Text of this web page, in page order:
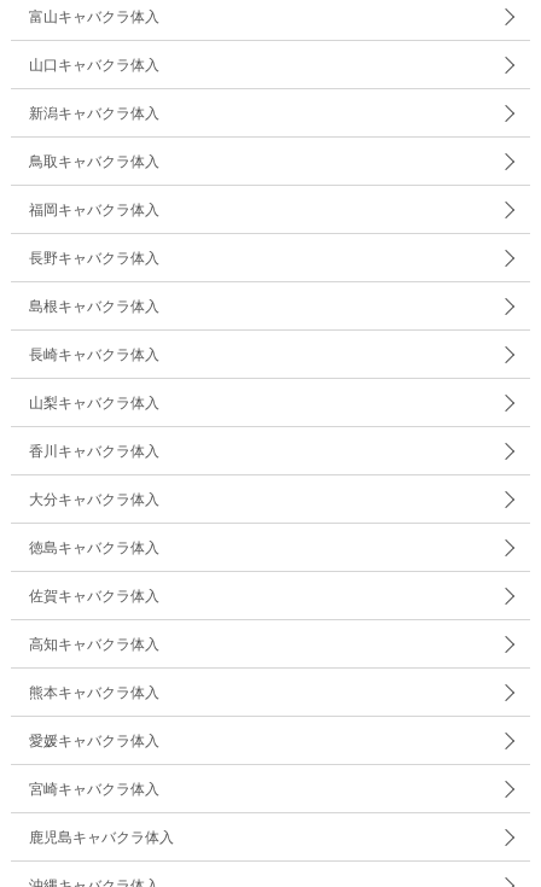
富山キャバクラ体入
山口キャバクラ体入
新潟キャバクラ体入
鳥取キャバクラ体入
福岡キャバクラ体入
長野キャバクラ体入
島根キャバクラ体入
長崎キャバクラ体入
山梨キャバクラ体入
香川キャバクラ体入
大分キャバクラ体入
徳島キャバクラ体入
佐賀キャバクラ体入
高知キャバクラ体入
熊本キャバクラ体入
愛媛キャバクラ体入
宮崎キャバクラ体入
鹿児島キャバクラ体入